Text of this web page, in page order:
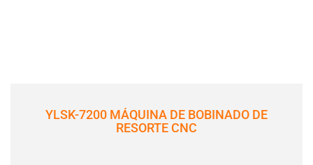
YLSK-7200 MÁQUINA DE BOBINADO DE
RESORTE CNC